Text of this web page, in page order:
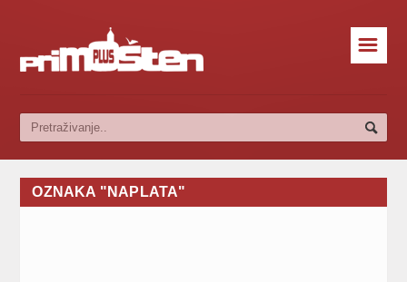
☰
OZNAKA "NAPLATA"